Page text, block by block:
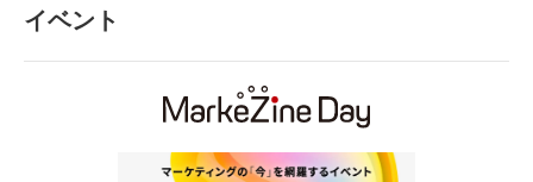
イベント